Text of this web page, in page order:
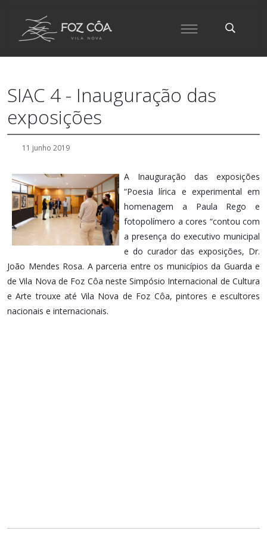
SIAC 4 - Inauguração das
exposições
11 junho 2019
A Inauguração das exposições
“Poesia lírica e experimental em
homenagem a Paula Rego e
fotopolímero a cores “contou com
a presença do executivo municipal
e do curador das exposições, Dr.
João Mendes Rosa. A parceria entre os municípios da Guarda e
de Vila Nova de Foz Côa neste Simpósio Internacional de Cultura
e Arte trouxe até Vila Nova de Foz Côa, pintores e escultores
nacionais e internacionais.